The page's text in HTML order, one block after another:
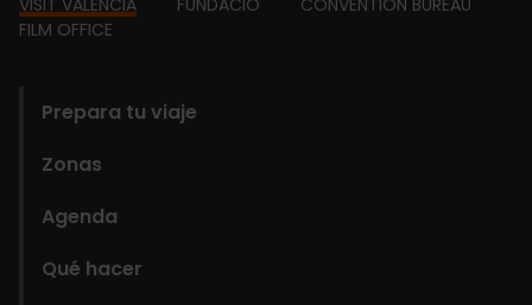
Footer
FILM OFFICE
Prepara tu viaje
Zonas
Agenda
Qué hacer